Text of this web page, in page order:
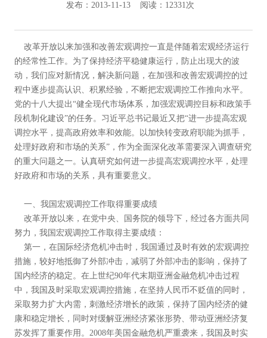
发布：2013-11-13 阅读：12331次
改革开放以来加强和改善宏观调控一直是伴随着宏观经济运行
的经常性工作。为了保持经济平稳健康运行，防止出现大的波
动，我们应对新情况，解决新问题，在加强和改善宏观调控的过
程中逐步提高认识、积累经验，不断把宏观调控工作推向水平。
党的十八大提出“健全现代市场体系，加强宏观调控目标和政策手
段机制化建设”的任务。习近平总书记最近又把“进一步提高宏观
调控水平，提高政府效率和效能。以加快转变政府职能为抓手，
处理好政府和市场的关系”，作为全面深化改革需要深入调查研究
的重大问题之一。认真研究如何进一步提高宏观调控水平，处理
好政府和市场的关系，具有重要意义。
一、我国宏观调控工作取得重要成绩
改革开放以来，在党中央、国务院的领导下，经过各方面共同
努力，我国宏观调控工作取得主要成绩：
第一，在国际经济危机冲击时，我国通过及时有效的宏观调控
措施，较好地抵御了外部冲击，减弱了外部冲击的影响，保持了
国内经济的稳定。在上世纪90年代末期亚洲金融危机冲击过程
中，我国及时采取宏观调控措施，在坚持人民币不贬值的同时，
采取努力扩大内需，刺激经济增长的政策，保持了国内经济的健
康和稳定增长，同时对缓解亚洲经济紧张形势、带动亚洲经济复
苏发挥了重要作用。2008年美国金融危机严重袭来，我国及时实